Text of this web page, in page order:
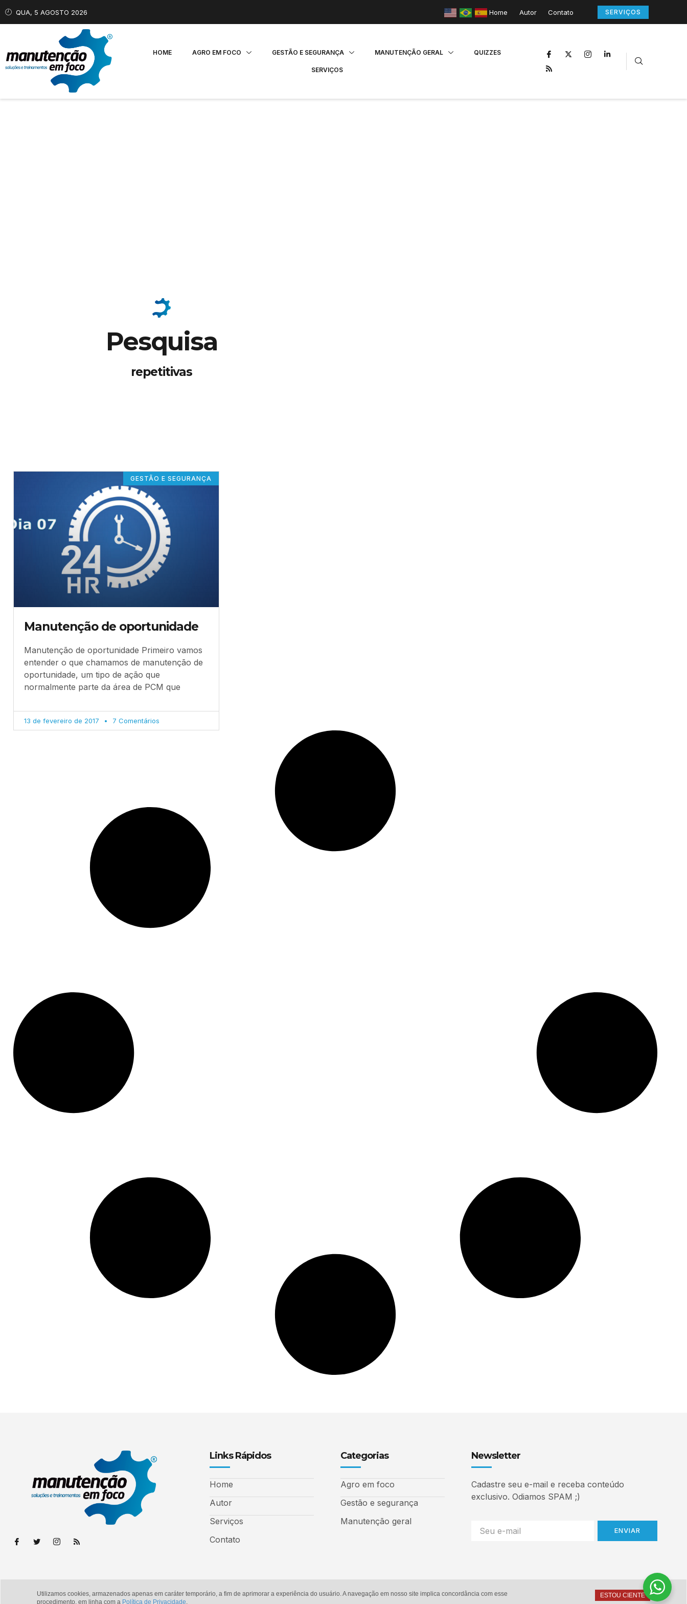
QUA, 5 AGOSTO 2026 Home Autor Contato SERVIÇOS
HOME AGRO EM FOCO GESTÃO E SEGURANÇA MANUTENÇÃO GERAL QUIZZES
SERVIÇOS
Pesquisa
repetitivas
GESTÃO E SEGURANÇA
Manutenção de oportunidade
Manutenção de oportunidade Primeiro vamos
entender o que chamamos de manutenção de
oportunidade, um tipo de ação que
normalmente parte da área de PCM que
13 de fevereiro de 2017 7 Comentários
Links Rápidos
Home
Autor
Serviços
Contato
Categorias
Agro em foco
Gestão e segurança
Manutenção geral
Newsletter
Cadastre seu e-mail e receba conteúdo
exclusivo. Odiamos SPAM ;)
ENVIAR
© Copyright 2026 - Manutenção em Foco Serviços Contato
Utilizamos cookies, armazenados apenas em caráter temporário, a fim de aprimorar a experiência do usuário. A navegação em nosso site implica concordância com esse
procedimento, em linha com a Política de Privacidade.
ESTOU CIENTE